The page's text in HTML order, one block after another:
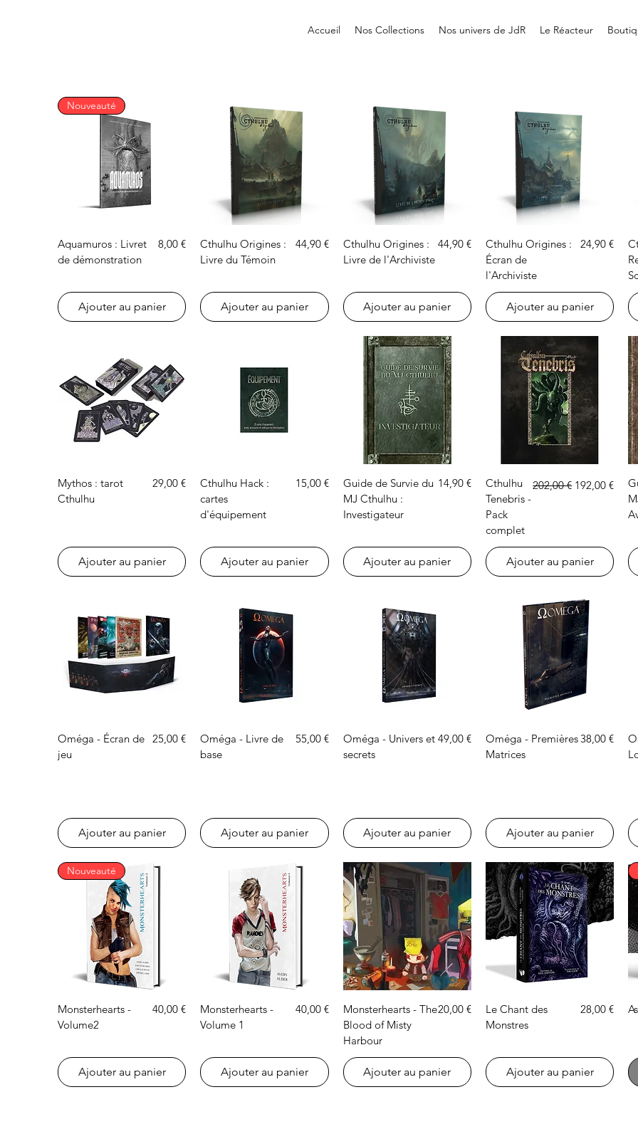
Accueil Nos Collections Nos univers de JdR Le Réacteur
Aperçu rapide
Nouveauté
Aquamuros : Livret
de démonstration
Prix
8,00 €
Ajouter au panier
Aperçu rapide
Cthulhu Origines :
Livre du Témoin
Prix
44,90 €
Ajouter au panier
Aperçu rapide
Cthulhu Origines :
Livre de l'Archiviste
Prix
44,90 €
Ajouter au panier
Aperçu rapide
Cthulhu Origines :
Écran de
l'Archiviste
Prix
24,90 €
Ajouter au panier
Aperçu rapide
Mythos : tarot
Cthulhu
Prix
29,00 €
Ajouter au panier
Aperçu rapide
Cthulhu Hack :
cartes
d'équipement
Prix
15,00 €
Ajouter au panier
Aperçu rapide
Guide de Survie du
MJ Cthulhu :
Investigateur
Prix
14,90 €
Ajouter au panier
Aperçu rapide
Cthulhu
Tenebris -
Pack
complet
Prix original
202,00 € Prix
192,00 €
Ajouter au panier
Aperçu rapide
Oméga - Écran de
jeu
Prix
25,00 €
Ajouter au panier
Aperçu rapide
Oméga - Livre de
base
Prix
55,00 €
Ajouter au panier
Aperçu rapide
Oméga - Univers et
secrets
Prix
49,00 €
Ajouter au panier
Aperçu rapide
Oméga - Premières
Matrices
Prix
38,00 €
Ajouter au panier
Aperçu rapide
Nouveauté
Monsterhearts -
Volume2
Prix
40,00 €
Ajouter au panier
Aperçu rapide
Monsterhearts -
Volume 1
Prix
40,00 €
Ajouter au panier
Aperçu rapide
Monsterhearts - The
Blood of Misty
Harbour
Prix
20,00 €
Ajouter au panier
Aperçu rapide
Le Chant des
Monstres
Prix
28,00 €
Ajouter au panier